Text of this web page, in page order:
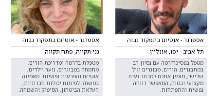
אספרגר - אוטיזם בתפקוד גבוה
תל אביב - יפו, אונליין
מטפל בפסיכודרמה עם נסיון רב
במתבגרים, הורים, מבוגרים וגיל
שלישי, מזמין אתכם למרחב נעים
מקצועי ובטוח, המאפשר רווחה
נפשית והתפתחות.
אספרגר - אוטיזם בתפקוד גבוה
גני תקווה, פתח תקווה
מטפלת בדרמה ומדריכת הורים.
מתמחה במבוגרים, נוער וילדים,
אוטיזם והפרעות נפשיות. מאמינה
במשחק לפיתוח יכולות חברתיות,
העלאת הביטחון, הסיפוק והשמחה.